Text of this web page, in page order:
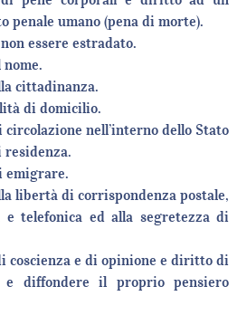
penale umano (pena di morte).
essere estradato.
cittadinanza.
di domicilio.
nell’interno dello Stato
emigrare.
libertà di corrispondenza postale,
e telefonica ed alla segretezza di
coscienza e di opinione e diritto di
e diffondere il proprio pensiero